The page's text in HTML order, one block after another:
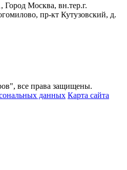
Город Москва, вн.тер.г.
пр-кт Кутузовский, д.
все права защищены.
данных Карта сайта